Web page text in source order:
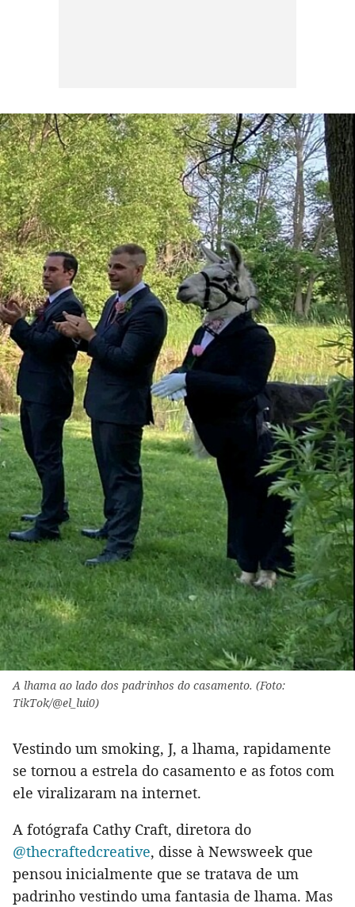
A lhama ao lado dos padrinhos do casamento. (Foto:
TikTok/@el_lui0)
Vestindo um smoking, J, a lhama, rapidamente
se tornou a estrela do casamento e as fotos com
ele viralizaram na internet.
A fotógrafa Cathy Craft, diretora do
@thecraftedcreative, disse à Newsweek que
pensou inicialmente que se tratava de um
padrinho vestindo uma fantasia de lhama. Mas